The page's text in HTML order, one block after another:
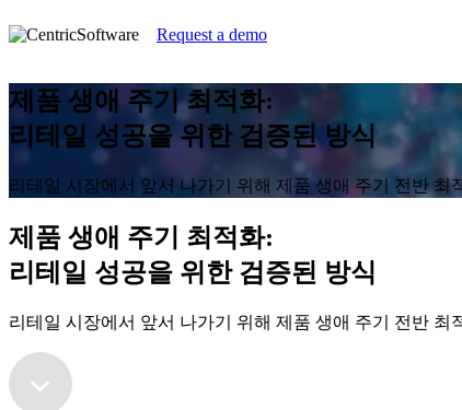
Request a demo
제품 생애 주기 최적화:
리테일 성공을 위한 검증된 방식
리테일 시장에서 앞서 나가기 위해 제품 생애 주기 전반 최
제품 생애 주기 최적화:
리테일 성공을 위한 검증된 방식
리테일 시장에서 앞서 나가기 위해 제품 생애 주기 전반 최